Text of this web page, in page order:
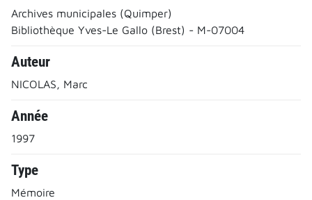
Archives municipales (Quimper)
Bibliothèque Yves-Le Gallo (Brest) - M-07004
Auteur
NICOLAS, Marc
Année
1997
Type
Mémoire